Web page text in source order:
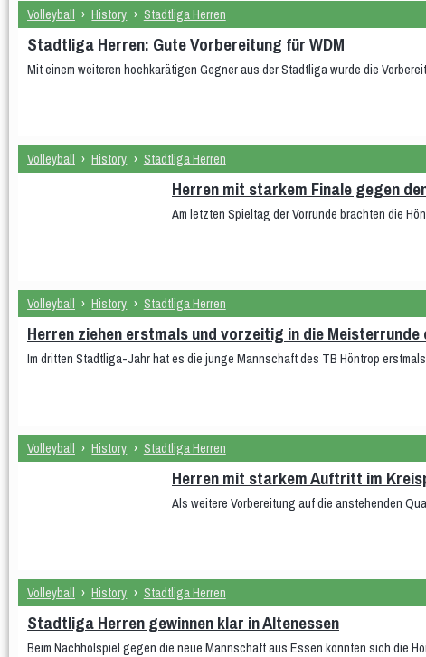
Volleyball › History › Stadtliga Herren
Stadtliga Herren: Gute Vorbereitung für WDM
Mit einem weiteren hochkarätigen Gegner aus der Stadtliga wurde die
Volleyball › History › Stadtliga Herren
Herren mit starkem Finale gegen
Am letzten Spieltag der Vorrunde brachten die
Volleyball › History › Stadtliga Herren
Herren ziehen erstmals und vorzeitig in die Meisterrunde
Im dritten Stadtliga-Jahr hat es die junge Mannschaft des TB Höntrop
Volleyball › History › Stadtliga Herren
Herren mit starkem Auftritt im
Als weitere Vorbereitung auf die anstehenden
Volleyball › History › Stadtliga Herren
Stadtliga Herren gewinnen klar in Altenessen
Beim Nachholspiel gegen die neue Mannschaft aus Essen konnten sich die